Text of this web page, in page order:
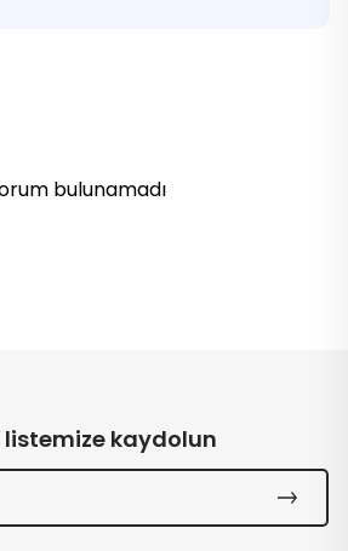
bulunamadı
listemize kaydolun